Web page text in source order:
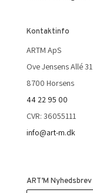
Kontaktinfo
ARTM ApS
Ove Jensens Allé 31
8700 Horsens
44 22 95 00
CVR: 36055111
info@art-m.dk
ART’M Nyhedsbrev